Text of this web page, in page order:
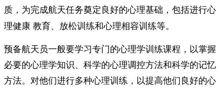
质，为完成航天任务奠定良好的心理基础 ，包括进行心
理健康 教育、放松训练和心理相容训练等。
预备航天员一般要学习专门的心理学训练课程，以掌握
必要的心理学知识、科学的心理调控方法和科学的记忆
方法。对他们进行多种心理训练，以提高他们良好的心